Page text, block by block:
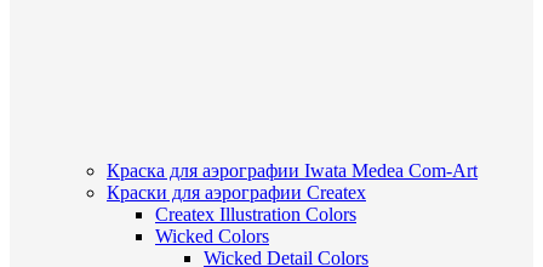
Краска для аэрографии Iwata Medea Com-Art
Краски для аэрографии Createx
Createx Illustration Colors
Wicked Colors
Wicked Detail Colors